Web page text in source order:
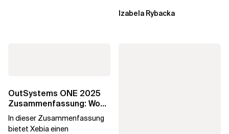
Izabela Rybacka
OutSystems ONE 2025
Zusammenfassung: Wo
Die Agentenbasierte
Zukunft Real Wurde
In dieser Zusammenfassung
bietet Xebia einen